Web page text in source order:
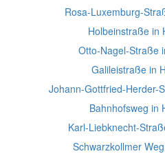
Rosa-Luxemburg-
Holbeinstraße in
Otto-Nagel-Straße
Galileistraße in
Johann-Gottfried-Herder-
Bahnhofsweg in
Karl-Liebknecht-
Schwarzkollmer